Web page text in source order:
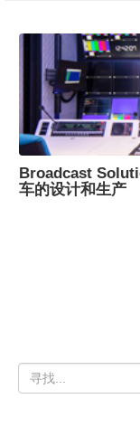
Broadcast
车的设计和生产